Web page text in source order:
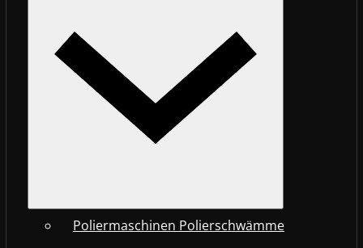
Poliermaschinen Polierschwämme